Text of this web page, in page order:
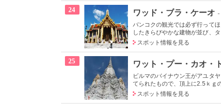
24 ワッド・ブラ・ケーオ -
バンコクの観光では必ず行って
したきらびやかな建物が並び、
スポット情報を見る
25 ワット・プー・カオ・
ビルマのバイナウン王がアユタ
てられたもので、頂上に2.5ｋｇ
スポット情報を見る